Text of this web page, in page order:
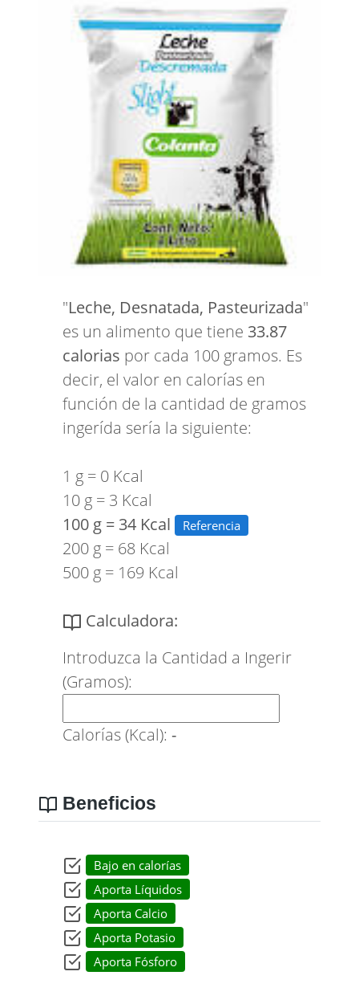
"Leche, Desnatada, Pasteurizada"
es un alimento que tiene 33.87
calorias por cada 100 gramos. Es
decir, el valor en calorías en
función de la cantidad de gramos
ingerída sería la siguiente:
1 g = 0 Kcal
10 g = 3 Kcal
100 g = 34 Kcal
Referencia
200 g = 68 Kcal
500 g = 169 Kcal
Calculadora:
Introduzca la Cantidad a Ingerir
(Gramos):
Calorías (Kcal): -
Beneficios
Bajo en calorías
Aporta Líquidos
Aporta Calcio
Aporta Potasio
Aporta Fósforo